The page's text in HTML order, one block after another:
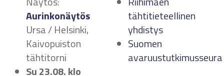
Aurinkonäytös
Ursa / Helsinki,
Kaivopuiston
tähtitorni
Su 23.08.klo
tähtitieteellinen
yhdistys
Suomen
avaruustutkimusseura